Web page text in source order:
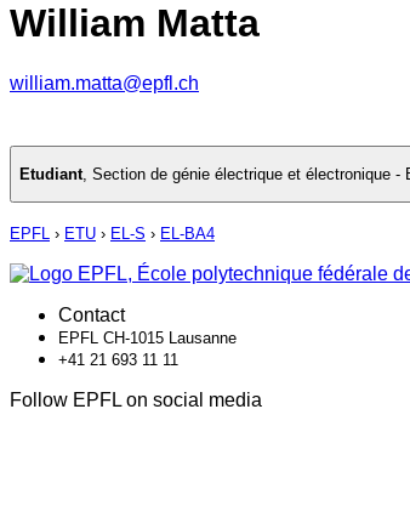
William Matta
william.matta@epfl.ch
Etudiant, Section de génie électrique et électronique -
EPFL › ETU › EL-S › EL-BA4
Contact
EPFL CH-1015 Lausanne
+41 21 693 11 11
Follow EPFL on social media